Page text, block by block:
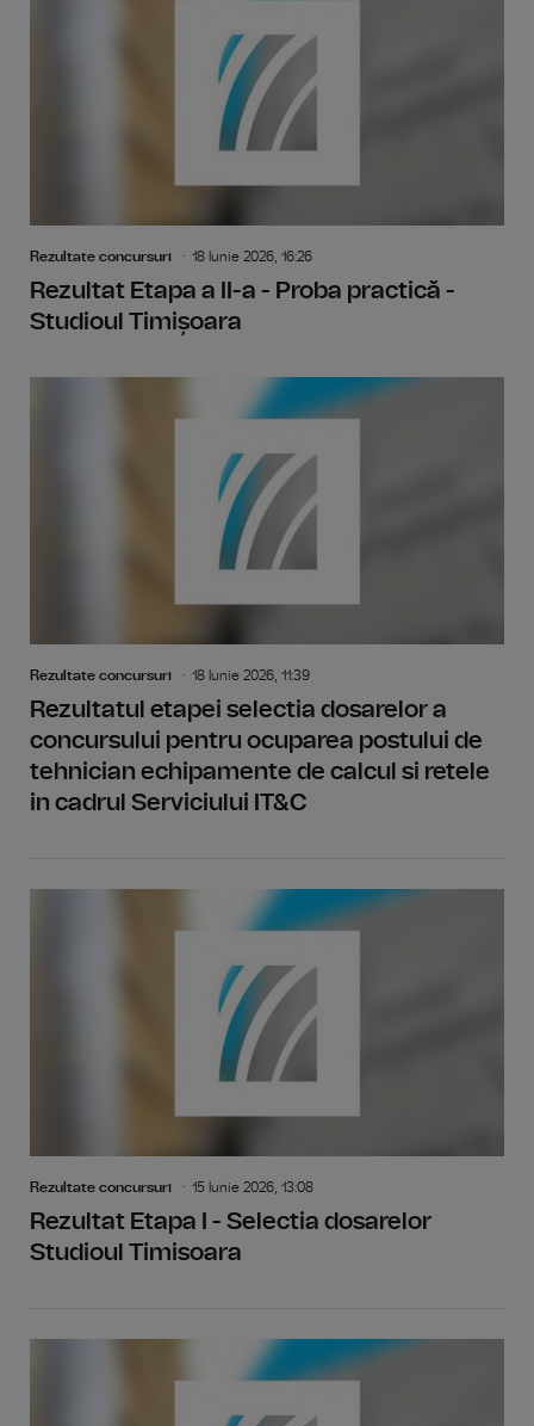
Rezultate concursuri 18 Iunie 2026, 16:26
Rezultat Etapa a II-a - Proba practică -
Studioul Timișoara
Rezultate concursuri 18 Iunie 2026, 11:39
Rezultatul etapei selectia dosarelor a
concursului pentru ocuparea postului de
tehnician echipamente de calcul si retele
in cadrul Serviciului IT&C
Rezultate concursuri 15 Iunie 2026, 13:08
Rezultat Etapa I - Selectia dosarelor
Studioul Timisoara